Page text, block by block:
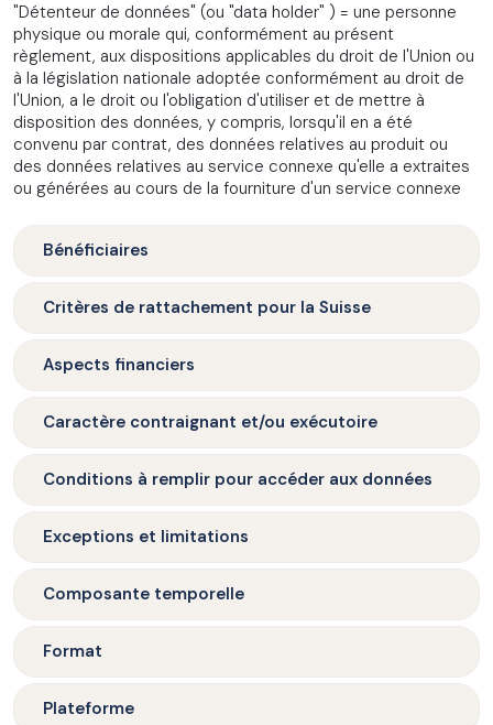
"Détenteur de données" (ou "data holder" ) = une personne
physique ou morale qui, conformément au présent
règlement, aux dispositions applicables du droit de l'Union ou
à la législation nationale adoptée conformément au droit de
l'Union, a le droit ou l'obligation d'utiliser et de mettre à
disposition des données, y compris, lorsqu'il en a été
convenu par contrat, des données relatives au produit ou
des données relatives au service connexe qu'elle a extraites
ou générées au cours de la fourniture d'un service connexe
Bénéficiaires
Critères de rattachement pour la Suisse
Aspects financiers
Caractère contraignant et/ou exécutoire
Conditions à remplir pour accéder aux données
Exceptions et limitations
Composante temporelle
Format
Plateforme